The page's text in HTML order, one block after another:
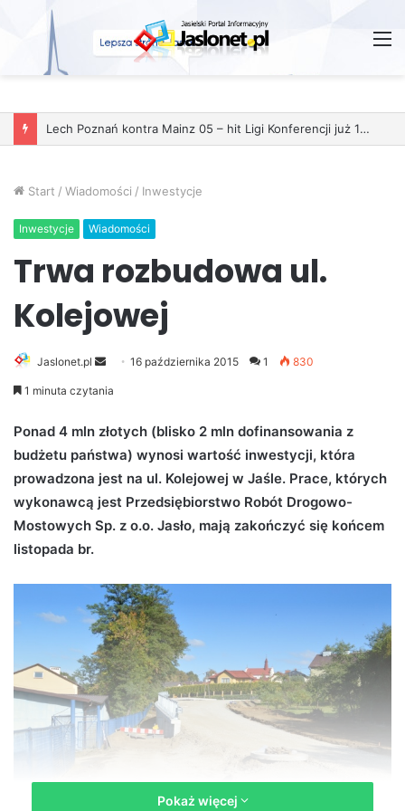
Start / Wiadomości / Inwestycje
Inwestycje Wiadomości
Trwa rozbudowa ul.
Kolejowej
Jaslonet.pl
e
d
a
a
16 października 2015 1 830
1 minuta czytania
Ponad 4 mln złotych (blisko 2 mln dofinansowania z
budżetu państwa) wynosi wartość inwestycji, która
prowadzona jest na ul. Kolejowej w Jaśle. Prace, których
wykonawcą jest Przedsiębiorstwo Robót Drogowo-
Mostowych Sp. z o.o. Jasło, mają zakończyć się końcem
listopada br.
Pokaż więcej